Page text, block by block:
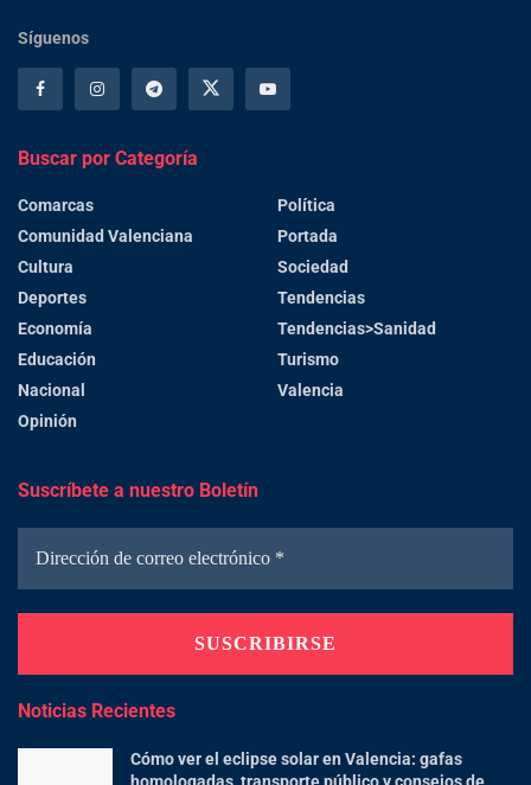
Síguenos
Buscar por Categoría
Comarcas
Comunidad Valenciana
Cultura
Deportes
Economía
Educación
Nacional
Opinión
Política
Portada
Sociedad
Tendencias
Tendencias>Sanidad
Turismo
Valencia
Suscríbete a nuestro Boletín
Noticias Recientes
Cómo ver el eclipse solar en Valencia: gafas